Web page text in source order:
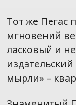
Тот же Пегас
мгновений
ласковый и
мырли» –